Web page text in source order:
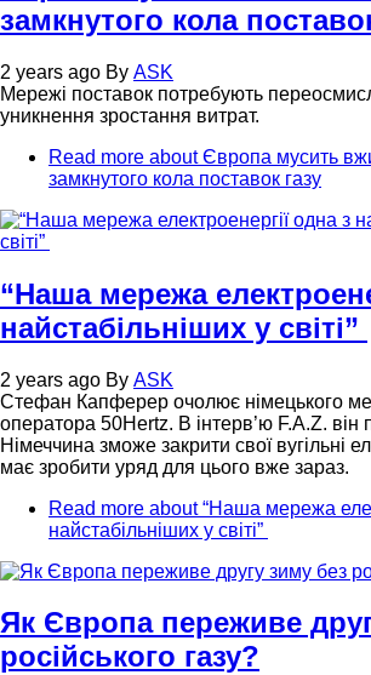
замкнутого кола
2 years ago By ASK
Мережі поставок потребують
уникнення зростання витрат.
Read more about Європа мусить
замкнутого кола поставок газу
“Наша мережа
найстабільніших у світі”
2 years ago By ASK
Стефан Капферер очолює німецького
оператора 50Hertz. В інтерв’ю F.A.Z. він
Німеччина зможе закрити свої вугільні
має зробити уряд для цього вже зараз.
Read more about “Наша мережа
найстабільніших у світі”
Як Європа переживе
російського газу?